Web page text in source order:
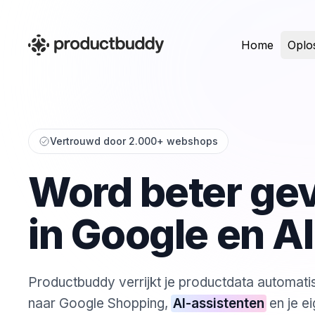
Home
Groei in Google en AI
Shopping
Productbuddy geeft inzicht,
optimaliseert en boost je
resultaten op auto-pilot.
Vertrouwd door 2.000+ webshops
Word beter
in Google en
Productbuddy verrijkt je productdata
naar Google Shopping, AI-assistenten en je